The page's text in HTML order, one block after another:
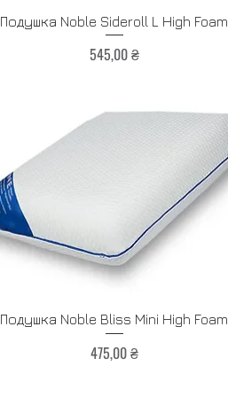
Быстрый просмотр
Подушка Noble Sideroll L High Foam
Цена
545,00 ₴
Быстрый просмотр
Подушка Noble Bliss Mini High Foam
Цена
475,00 ₴